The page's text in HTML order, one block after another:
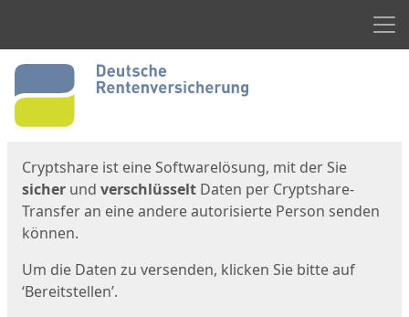
Start
Cryptshare ist eine Softwarelösung, mit der Sie
sicher und verschlüsselt Daten per Cryptshare-
Transfer an eine andere autorisierte Person senden
können.
Um die Daten zu versenden, klicken Sie bitte auf
‘Bereitstellen’.